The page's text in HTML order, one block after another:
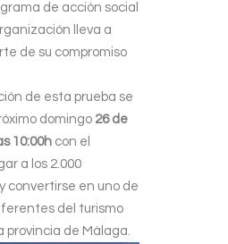
de acción social
lleva a
de su compromiso
de esta prueba se
domingo 26 de
10:00h con el
a los 2.000
convertirse en uno de
del turismo
provincia de Málaga.